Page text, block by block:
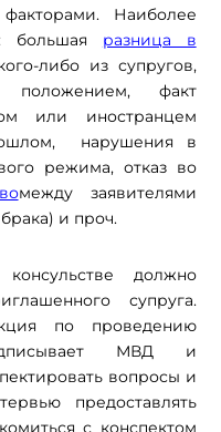
Наиболее
большая
разница в
либо из супругов,
факт
или иностранцем
нарушения в
режима, отказ во
между заявителями
и проч.
должно
супруга.
по проведению
МВД и
вопросы и
предоставлять
с конспектом